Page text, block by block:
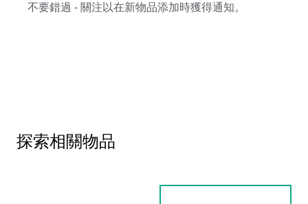
不要錯過 - 關注以在新物品添加時獲得通知。
探索相關物品